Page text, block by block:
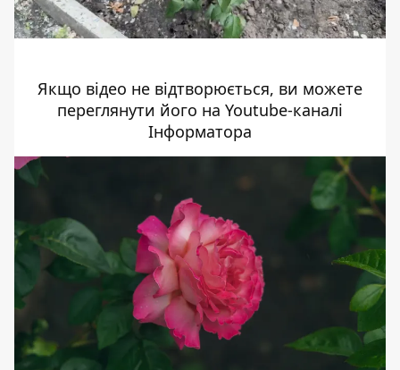
Якщо відео не відтворюється, ви можете
переглянути його на Youtube-каналі
Інформатора